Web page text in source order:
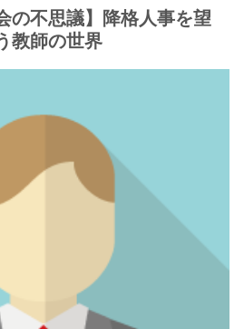
の不思議】降格人事を望
教師の世界